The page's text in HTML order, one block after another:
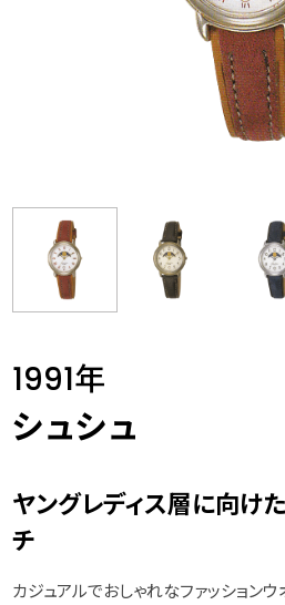
1991年
シュシュ
ヤングレディス層に向け
チ
カジュアルでおしゃれなファッションウ